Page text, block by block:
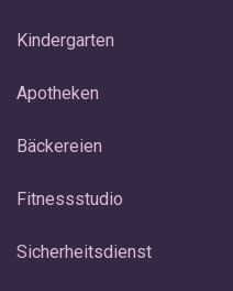
Kindergarten
Apotheken
Bäckereien
Fitnessstudio
Sicherheitsdienst